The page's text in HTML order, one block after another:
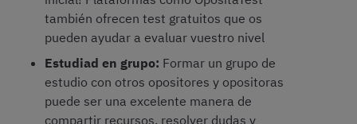
también ofrecen test gratuitos que os
pueden ayudar a evaluar vuestro nivel
Estudiad en grupo: Formar un grupo de
estudio con otros opositores y opositoras
puede ser una excelente manera de
compartir recursos, resolver dudas y